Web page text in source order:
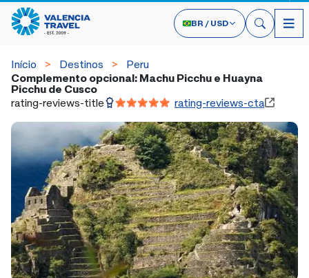
BR / USD
Início Destinos
Peru
Complemento opcional: Machu Picchu e Huayna
Picchu de Cusco
rating-reviews-title
rating-reviews-cta